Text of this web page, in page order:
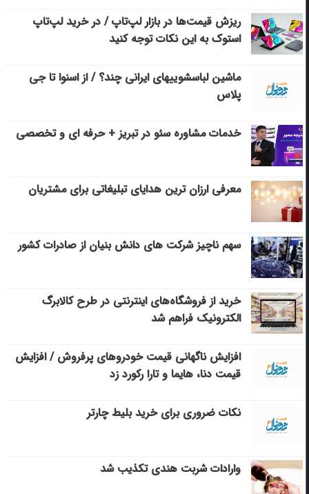
ریزش قیمت‌ها در بازار لپ‌تاپ / در خرید لپ‌تاپ
استوک به این نکات توجه کنید
ماشین لباسشویی‎های ایرانی چند؟ / از اسنوا تا جی
پلاس
خدمات مشاوره سئو در تبریز + حرفه ای و تخصصی
معرفی ارزان ترین هدایای تبلیغاتی برای مشتریان
سهم ناچیز شرکت های دانش بنیان از صادرات کشور
خرید از فروشگاه‌های اینترنتی در طرح کالابرگ
الکترونیک فراهم شد
افزایش ناگهانی قیمت خودروهای پرفروش / افزایش
قیمت دنا، هایما و تارا رکورد زد
نکات ضروری برای خرید بلیط چارتر
وارادات شربت هندی تکذیب شد